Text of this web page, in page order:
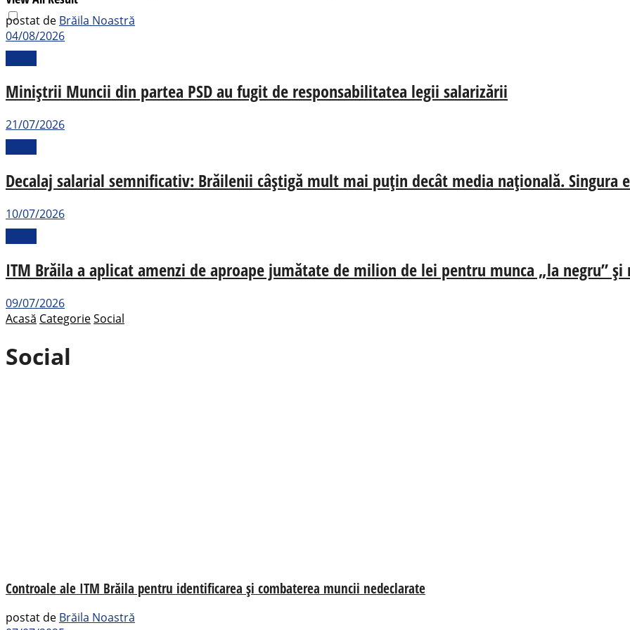
postat de Brăila Noastră
04/08/2026
Miniștrii Muncii din partea PSD au fugit de responsabilitatea legii salarizării
21/07/2026
Decalaj salarial semnificativ: Brăilenii câștigă mult mai puțin decât media națională. Singura
10/07/2026
ITM Brăila a aplicat amenzi de aproape jumătate de milion de lei pentru munca „la negru”
09/07/2026
Acasă CategorieSocial
Social
Controale ale ITM Brăila pentru identificarea și combaterea muncii nedeclarate
postat de Brăila Noastră